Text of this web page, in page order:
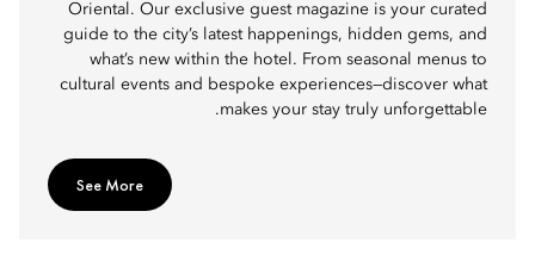
Oriental. Our exclusive guest magazine is your curated
guide to the city’s latest happenings, hidden gems, and
what’s new within the hotel. From seasonal menus to
cultural events and bespoke experiences—discover what
makes your stay truly unforgettable.
See More